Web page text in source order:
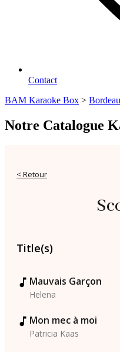
Contact
BAM Karaoke Box >
Notre Catalogue
< Retour
Title(s)
Mauvais Garçon
Helena
Mon mec à moi
Patricia Kaas